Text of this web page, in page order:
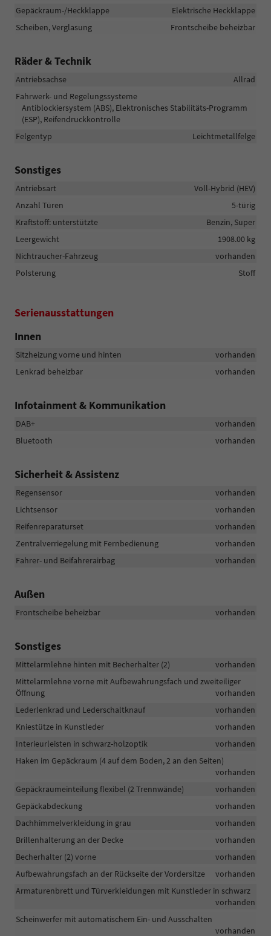
Gepäckraum-/Heckklappe
Elektrische Heckklappe
Scheiben, Verglasung
Frontscheibe beheizbar
Räder & Technik
Antriebsachse
Allrad
Fahrwerk- und Regelungssysteme
Antiblockiersystem (ABS), Elektronisches Stabilitäts-Programm
(ESP), Reifendruckkontrolle
Felgentyp
Leichtmetallfelge
Sonstiges
Antriebsart
Voll-Hybrid (HEV)
Anzahl Türen
5-türig
Kraftstoff: unterstützte
Benzin, Super
Leergewicht
1908.00 kg
Nichtraucher-Fahrzeug
vorhanden
Polsterung
Stoff
Serienausstattungen
Innen
Sitzheizung vorne und hinten
vorhanden
Lenkrad beheizbar
vorhanden
Infotainment & Kommunikation
DAB+
vorhanden
Bluetooth
vorhanden
Sicherheit & Assistenz
Regensensor
vorhanden
Lichtsensor
vorhanden
Reifenreparaturset
vorhanden
Zentralverriegelung mit Fernbedienung
vorhanden
Fahrer- und Beifahrerairbag
vorhanden
Außen
Frontscheibe beheizbar vorhanden
Sonstiges
Mittelarmlehne hinten mit Becherhalter (2)
vorhanden
Mittelarmlehne vorne mit Aufbewahrungsfach und zweiteiliger
Öffnung
vorhanden
Lederlenkrad und Lederschaltknauf
vorhanden
Kniestütze in Kunstleder
vorhanden
Interieurleisten in schwarz-holzoptik
vorhanden
Haken im Gepäckraum (4 auf dem Boden, 2 an den Seiten)
vorhanden
Gepäckraumeinteilung flexibel (2 Trennwände)
vorhanden
Gepäckabdeckung
vorhanden
Dachhimmelverkleidung in grau
vorhanden
Brillenhalterung an der Decke
vorhanden
Becherhalter (2) vorne
vorhanden
Aufbewahrungsfach an der Rückseite der Vordersitze
vorhanden
Armaturenbrett und Türverkleidungen mit Kunstleder in schwarz
vorhanden
Scheinwerfer mit automatischem Ein- und Ausschalten
vorhanden